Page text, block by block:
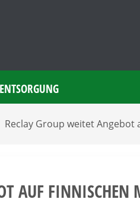
Reclay Group weitet Angebot
AUF FINNISCHEN